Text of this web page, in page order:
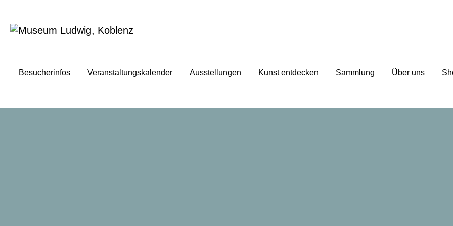
Besucherinfos Veranstaltungs­kalender Ausstellungen Kunst entdecken Sammlung Über uns